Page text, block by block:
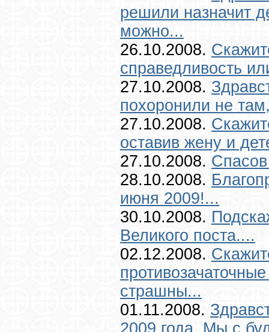
решили назначит
можно...
26.10.2008.
справедливость
27.10.2008.
похоронили не
27.10.2008.
оставив жену и
27.10.2008.
28.10.2008.
июня 2009!...
30.10.2008.
Великого поста....
02.12.2008.
страшны...
01.11.2008.
2009 года. Мы с